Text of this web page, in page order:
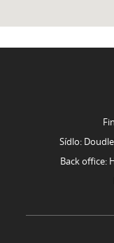
Sídlo:
Back office: